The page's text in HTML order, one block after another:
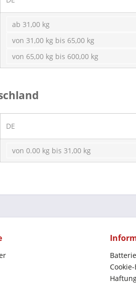
ab 31,00 kg
von 31,00 kg bis 65,00 kg
von 65,00 kg bis 600,00 kg
DE
von 0.00 kg bis 31,00 kg